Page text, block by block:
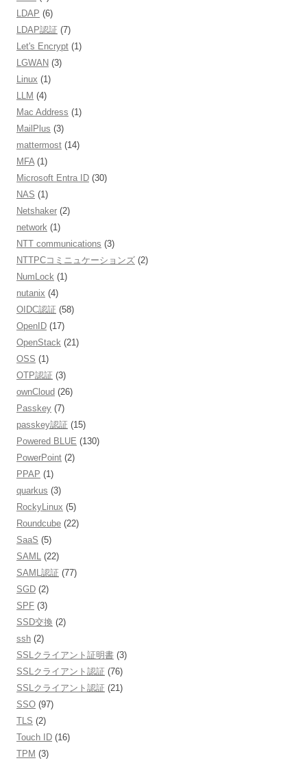
LDAP (6)
LDAP認証 (7)
Let's Encrypt (1)
LGWAN (3)
Linux (1)
LLM (4)
Mac Address (1)
MailPlus (3)
mattermost (14)
MFA(1)
Microsoft Entra ID (30)
NAS (1)
Netshaker (2)
network (1)
NTT communications (3)
NTTPCコミニュケーションズ (2)
NumLock (1)
nutanix (4)
OIDC認証 (58)
OpenID (17)
OpenStack (21)
OSS (1)
OTP認証 (3)
ownCloud (26)
Passkey (7)
passkey認証 (15)
Powered BLUE (130)
PowerPoint (2)
PPAP (1)
quarkus (3)
RockyLinux (5)
Roundcube (22)
SaaS (5)
SAML (22)
SAML認証 (77)
SGD (2)
SPF (3)
SSD交換 (2)
ssh (2)
SSLクライアント証明書 (3)
SSLクライアント認証 (76)
SSLクライアント認証 (21)
SSO (97)
TLS (2)
Touch ID (16)
TPM (3)